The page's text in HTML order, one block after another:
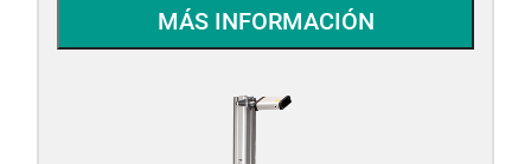
MÁS INFORMACIÓN